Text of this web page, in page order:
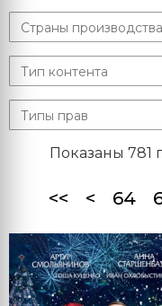
Показаны 781
<< < 64